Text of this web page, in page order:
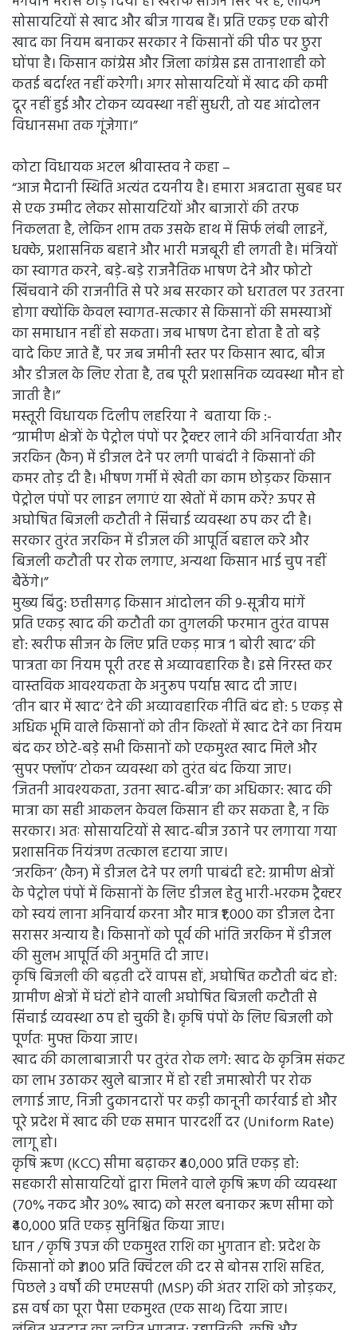
सोसायटियों से खाद और बीज गायब हैं। प्रति एकड़ एक बोरी
खाद का नियम बनाकर सरकार ने किसानों की पीठ पर छुरा
घोंपा है। किसान कांग्रेस और जिला कांग्रेस इस तानाशाही को
कतई बर्दाश्त नहीं करेगी। अगर सोसायटियों में खाद की कमी
दूर नहीं हुई और टोकन व्यवस्था नहीं सुधरी, तो यह आंदोलन
विधानसभा तक गूंजेगा।”
कोटा विधायक अटल श्रीवास्तव ने कहा –
“आज मैदानी स्थिति अत्यंत दयनीय है। हमारा अन्नदाता सुबह घर
से एक उम्मीद लेकर सोसायटियों और बाजारों की तरफ
निकलता है, लेकिन शाम तक उसके हाथ में सिर्फ लंबी लाइनें,
धक्के, प्रशासनिक बहाने और भारी मजबूरी ही लगती है। मंत्रियों
का स्वागत करने, बड़े-बड़े राजनैतिक भाषण देने और फोटो
खिंचवाने की राजनीति से परे अब सरकार को धरातल पर उतरना
होगा क्योंकि केवल स्वागत-सत्कार से किसानों की समस्याओं
का समाधान नहीं हो सकता। जब भाषण देना होता है तो बड़े
वादे किए जाते हैं, पर जब जमीनी स्तर पर किसान खाद, बीज
और डीजल के लिए रोता है, तब पूरी प्रशासनिक व्यवस्था मौन हो
जाती है।”
मस्तूरी विधायक दिलीप लहरिया ने बताया कि :-
“ग्रामीण क्षेत्रों के पेट्रोल पंपों पर ट्रैक्टर लाने की अनिवार्यता और
जरकिन (कैन) में डीजल देने पर लगी पाबंदी ने किसानों की
कमर तोड़ दी है। भीषण गर्मी में खेती का काम छोड़कर किसान
पेट्रोल पंपों पर लाइन लगाएं या खेतों में काम करें? ऊपर से
अघोषित बिजली कटौती ने सिंचाई व्यवस्था ठप कर दी है।
सरकार तुरंत जरकिन में डीजल की आपूर्ति बहाल करे और
बिजली कटौती पर रोक लगाए, अन्यथा किसान भाई चुप नहीं
बैठेंगे।”
मुख्य बिंदु: छत्तीसगढ़ किसान आंदोलन की 9-सूत्रीय मांगें
प्रति एकड़ खाद की कटौती का तुगलकी फरमान तुरंत वापस
हो: खरीफ सीजन के लिए प्रति एकड़ मात्र ‘1 बोरी खाद’ की
पात्रता का नियम पूरी तरह से अव्यावहारिक है। इसे निरस्त कर
वास्तविक आवश्यकता के अनुरूप पर्याप्त खाद दी जाए।
‘तीन बार में खाद’ देने की अव्यावहारिक नीति बंद हो: ५ एकड़ से
अधिक भूमि वाले किसानों को तीन किश्तों में खाद देने का नियम
बंद कर छोटे-बड़े सभी किसानों को एकमुश्त खाद मिले और
‘सुपर फ्लॉप’ टोकन व्यवस्था को तुरंत बंद किया जाए।
‘जितनी आवश्यकता, उतना खाद-बीज’ का अधिकार: खाद की
मात्रा का सही आकलन केवल किसान ही कर सकता है, न कि
सरकार। अतः सोसायटियों से खाद-बीज उठाने पर लगाया गया
प्रशासनिक नियंत्रण तत्काल हटाया जाए।
‘जरकिन’ (कैन) में डीजल देने पर लगी पाबंदी हटे: ग्रामीण क्षेत्रों
के पेट्रोल पंपों में किसानों के लिए डीजल हेतु भारी-भरकम ट्रैक्टर
को स्वयं लाना अनिवार्य करना और मात्र ₹1,000 का डीजल देना
सरासर अन्याय है। किसानों को पूर्व की भांति जरकिन में डीजल
की सुलभ आपूर्ति की अनुमति दी जाए।
कृषि बिजली की बढ़ती दरें वापस हों, अघोषित कटौती बंद हो:
ग्रामीण क्षेत्रों में घंटों होने वाली अघोषित बिजली कटौती से
सिंचाई व्यवस्था ठप हो चुकी है। कृषि पंपों के लिए बिजली को
पूर्णतः मुफ्त किया जाए।
खाद की कालाबाजारी पर तुरंत रोक लगे: खाद के कृत्रिम संकट
का लाभ उठाकर खुले बाजार में हो रही जमाखोरी पर रोक
लगाई जाए, निजी दुकानदारों पर कड़ी कानूनी कार्रवाई हो और
पूरे प्रदेश में खाद की एक समान पारदर्शी दर (Uniform Rate)
लागू हो।
कृषि ऋण (KCC) सीमा बढ़ाकर ₹40,000 प्रति एकड़ हो:
सहकारी सोसायटियों द्वारा मिलने वाले कृषि ऋण की व्यवस्था
(70% नकद और 30% खाद) को सरल बनाकर ऋण सीमा को
₹40,000 प्रति एकड़ सुनिश्चित किया जाए।
धान / कृषि उपज की एकमुश्त राशि का भुगतान हो: प्रदेश के
किसानों को ₹3100 प्रति क्विंटल की दर से बोनस राशि सहित,
पिछले 3 वर्षों की एमएसपी (MSP) की अंतर राशि को जोड़कर,
इस वर्ष का पूरा पैसा एकमुश्त (एक साथ) दिया जाए।